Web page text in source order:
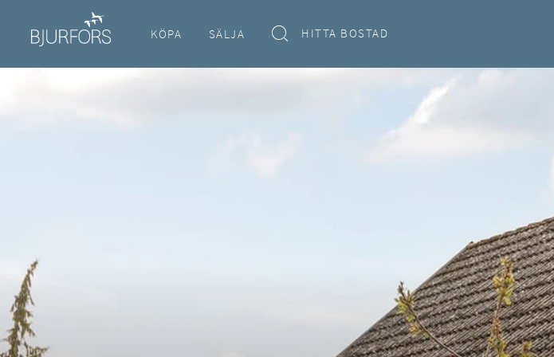
KÖPA SÄLJA HITTA BOSTAD